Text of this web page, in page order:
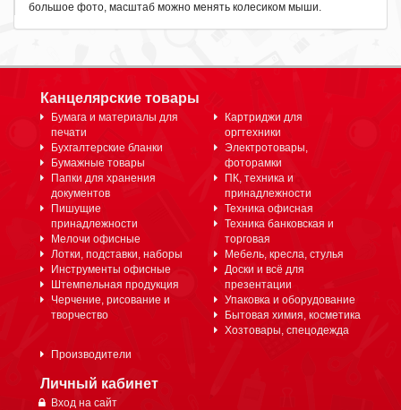
большое фото, масштаб можно менять колесиком мыши.
Канцелярские товары
Бумага и материалы для
печати
Бухгалтерские бланки
Бумажные товары
Папки для хранения
документов
Пишущие
принадлежности
Мелочи офисные
Лотки, подставки, наборы
Инструменты офисные
Штемпельная продукция
Черчение, рисование и
творчество
Картриджи для
оргтехники
Электротовары,
фоторамки
ПК, техника и
принадлежности
Техника офисная
Техника банковская и
торговая
Мебель, кресла, стулья
Доски и всё для
презентации
Упаковка и оборудование
Бытовая химия, косметика
Хозтовары, спецодежда
Производители
Личный кабинет
Вход на сайт